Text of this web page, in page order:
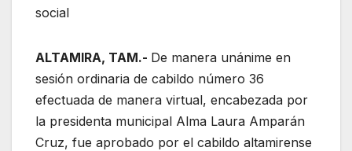
social
ALTAMIRA, TAM.- De manera unánime en
sesión ordinaria de cabildo número 36
efectuada de manera virtual, encabezada por
la presidenta municipal Alma Laura Amparán
Cruz, fue aprobado por el cabildo altamirense